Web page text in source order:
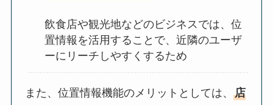
飲食店や観光地などのビジネスでは、位
置情報を活用することで、近隣のユーザ
ーにリーチしやすくするため
また、位置情報機能のメリットとしては、店